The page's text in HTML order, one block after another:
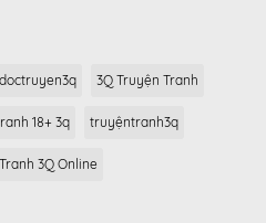
doctruyen3q 3Q Truyện Tranh
18+ 3q truyệntranh3q
3Q Online